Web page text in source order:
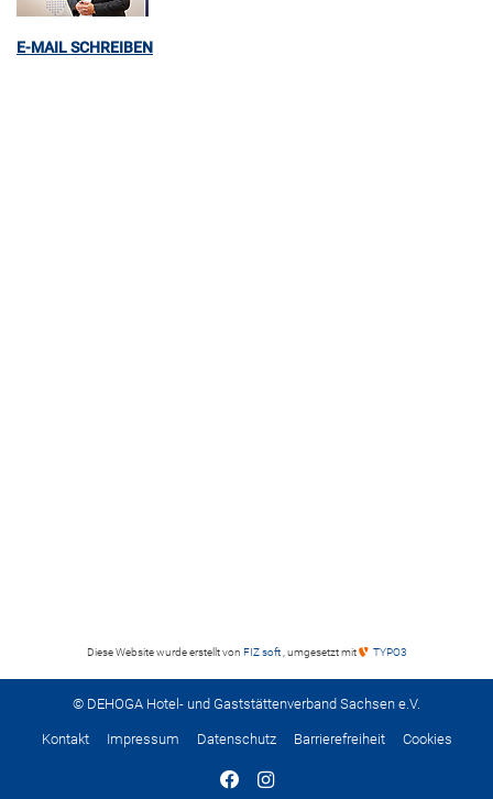
E-MAIL SCHREIBEN
Diese Website wurde erstellt von FIZ soft , umgesetzt mit TYPO3
© DEHOGA Hotel- und Gaststättenverband Sachsen e.V.
Kontakt Impressum Datenschutz Barrierefreiheit Cookies